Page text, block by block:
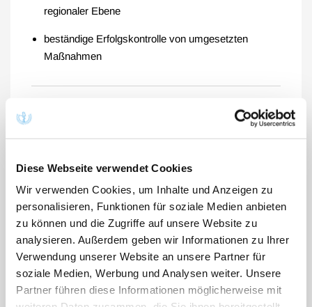
Diese Webseite verwendet Cookies
Wir verwenden Cookies, um Inhalte und Anzeigen zu
personalisieren, Funktionen für soziale Medien anbieten
zu können und die Zugriffe auf unsere Website zu
analysieren. Außerdem geben wir Informationen zu Ihrer
Verwendung unserer Website an unsere Partner für
soziale Medien, Werbung und Analysen weiter. Unsere
Partner führen diese Informationen möglicherweise mit
regionaler Ebene
beständige Erfolgskontrolle von umgesetzten
Maßnahmen
Zusammensetzung des
Gremiums
das Bundesministerium für Gesundheit mit seinen
nachgeordneten Behörden (RKI und BZgA)
Vertretung der Ärzteschaft (Bundesärztekammer,
Kassenärztliche Bundesvereinigung, G-BA)
Krankenkassen (Verband der Privaten